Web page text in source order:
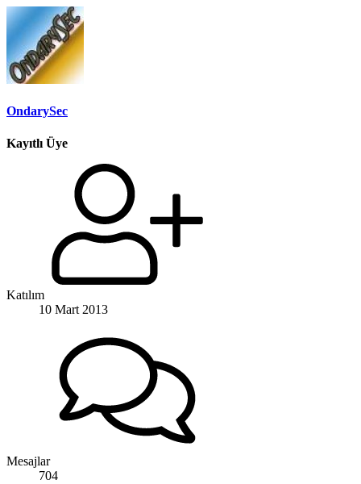
OndarySec
Kayıtlı Üye
Katılım
10 Mart 2013
Mesajlar
704